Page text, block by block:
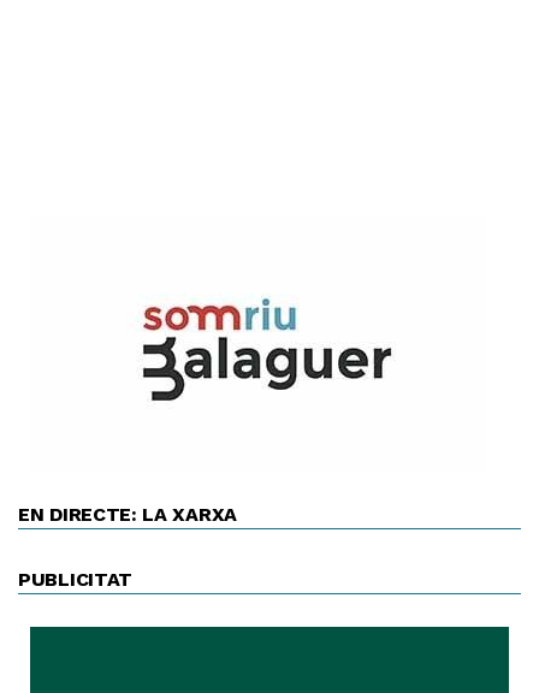
EN DIRECTE: LA XARXA
PUBLICITAT